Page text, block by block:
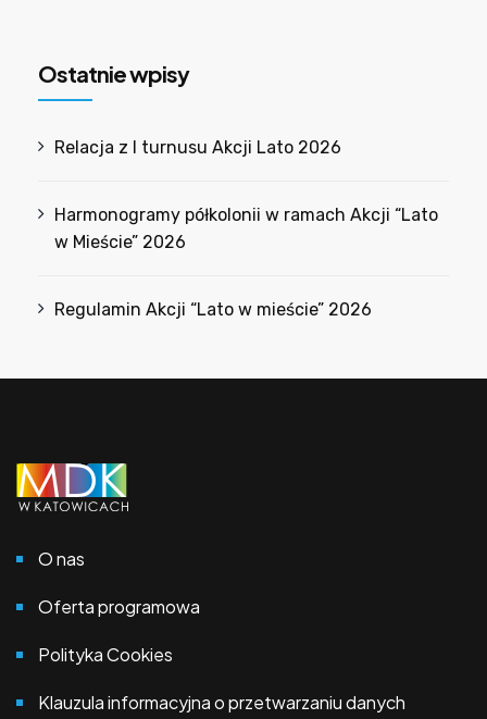
Ostatnie wpisy
Relacja z I turnusu Akcji Lato 2026
Harmonogramy półkolonii w ramach Akcji “Lato
w Mieście” 2026
Regulamin Akcji “Lato w mieście” 2026
O nas
Oferta programowa
Polityka Cookies
Klauzula informacyjna o przetwarzaniu danych